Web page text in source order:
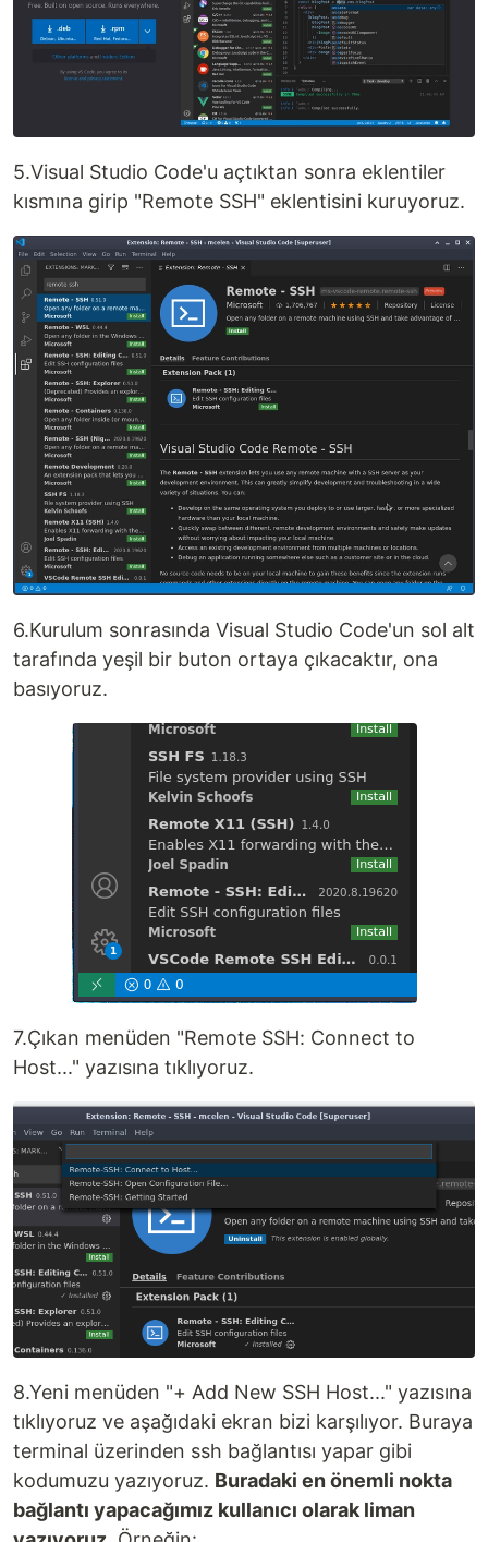
5.Visual Studio Code'u açtıktan sonra eklentiler
kısmına girip "Remote SSH" eklentisini kuruyoruz.
6.Kurulum sonrasında Visual Studio Code'un sol alt
tarafında yeşil bir buton ortaya çıkacaktır, ona
basıyoruz.
7.Çıkan menüden "Remote SSH: Connect to
Host..." yazısına tıklıyoruz.
8.Yeni menüden "+ Add New SSH Host..." yazısına
tıklıyoruz ve aşağıdaki ekran bizi karşılıyor. Buraya
terminal üzerinden ssh bağlantısı yapar gibi
kodumuzu yazıyoruz. Buradaki en önemli nokta
bağlantı yapacağımız kullanıcı olarak liman